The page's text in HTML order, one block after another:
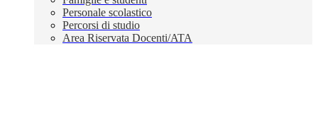
Personale scolastico
Percorsi di studio
Area Riservata Docenti/ATA